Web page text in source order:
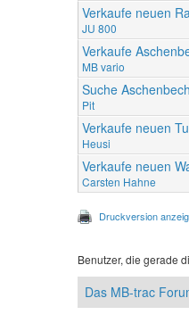
Verkaufe neuen
JU 800
Verkaufe
MB vario
Suche
Pit
Verkaufe neuen
Heusi
Verkaufe neuen
Carsten Hahne
Druckversion
Benutzer, die gerade
Das MB-trac